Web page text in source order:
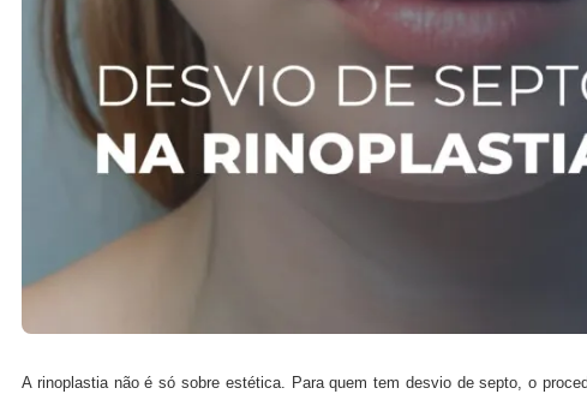
A rinoplastia não é só sobre estética. Para quem tem desvio de septo, o